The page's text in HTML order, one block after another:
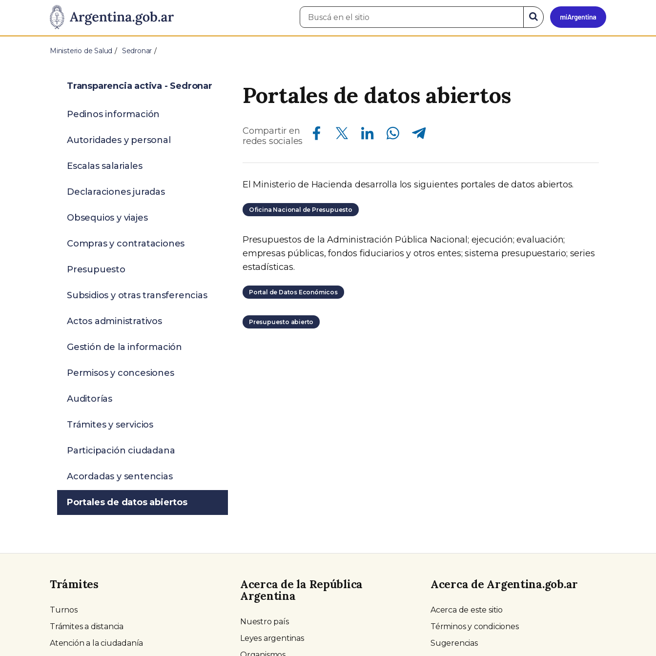
Presidencia
de
Pasar al contenido principal
Mi
Buscar
en
Buscar
en
el
Ministerio de Salud Sedronar
Portales de datos abiertos
Compartir en
redes sociales
Compartir en Facebook Compartir en Twitter Compartir en Linkedin Compartir en Whatsapp Compartir en Telegram
El Ministerio de Hacienda desarrolla los siguientes portales de datos abiertos.
Oficina Nacional de Presupuesto
Presupuestos de la Administración Pública Nacional; ejecución; evaluación;
empresas públicas, fondos fiduciarios y otros entes; sistema presupuestario; series
estadísticas.
Portal de Datos Económicos
Presupuesto abierto
Transparencia activa - Sedronar
Pedinos información
Autoridades y personal
Escalas salariales
Declaraciones juradas
Obsequios y viajes
Compras y contrataciones
Presupuesto
Subsidios y otras transferencias
Actos administrativos
Gestión de la información
Permisos y concesiones
Auditorías
Trámites y servicios
Participación ciudadana
Acordadas y sentencias
Portales de datos abiertos
Trámites
Turnos
Trámites a distancia
Atención a la ciudadanía
Acerca de la República
Argentina
Nuestro país
Leyes argentinas
Acerca de Argentina.gob.ar
Acerca de este sitio
Términos y condiciones
Sugerencias